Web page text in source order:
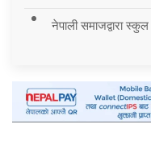
नेपाली समाजद्वारा